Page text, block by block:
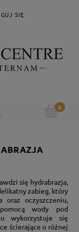
SIĘ
się hydrabrazja,
zabieg, który
oraz oczyszczeniu,
wody pod
wykorzystuje się
ścierające o różnej